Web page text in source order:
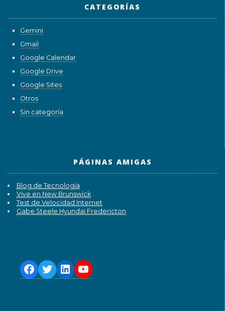
CATEGORÍAS
Gemini
Gmail
Google Calendar
Google Drive
Google Sites
Otros
Sin categoría
PÁGINAS AMIGAS
Blog de Tecnología
Vive en New Brunswick
Test de Velocidad Internet
Gabe Steele Hyundai Fredericton